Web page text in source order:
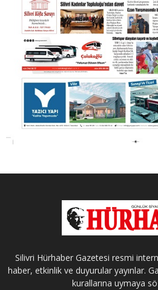
Silivri Hürhaber Gazetesi resmi
haber, etkinlik ve duyurular yayınlar.
kurallarına uymaya